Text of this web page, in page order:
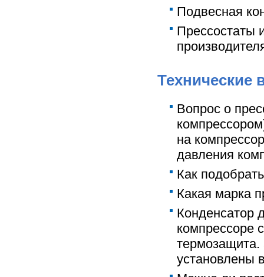
Подвесная
Прессостаты
Технические
Вопрос о
на
давления
Как
Какая марка
Конденсатор
компрессоре
термозащита.
установлены